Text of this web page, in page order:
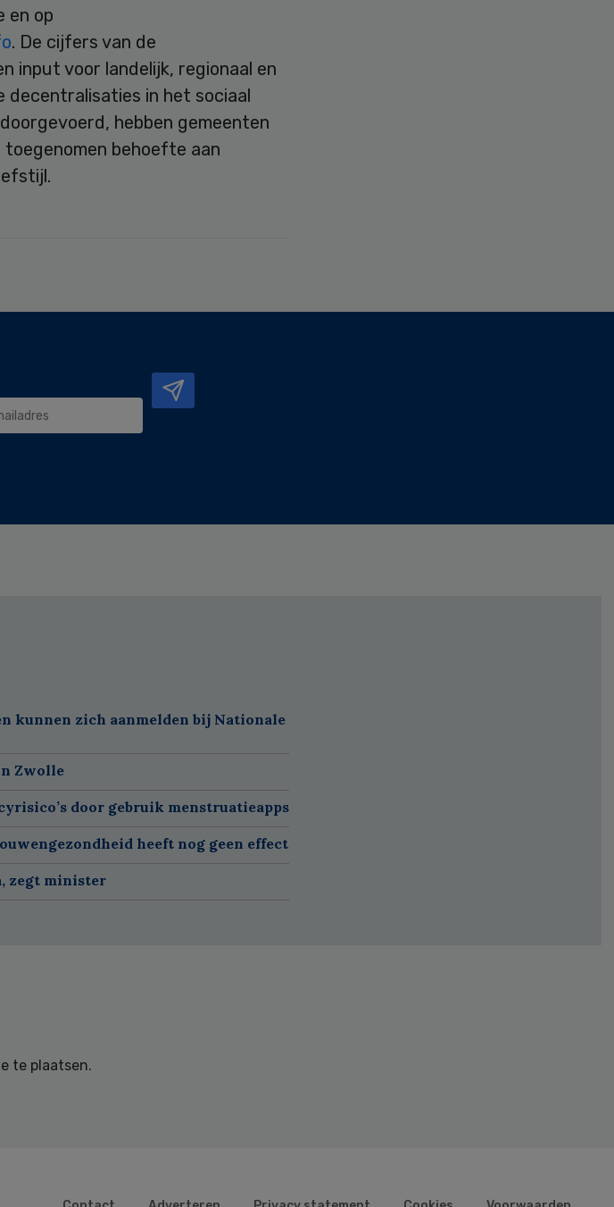
en op
. De cijfers van de
input voor landelijk, regionaal en
decentralisaties in het sociaal
hebben gemeenten
behoefte aan
kunnen zich aanmelden bij Nationale
Zwolle
door gebruik menstruatieapps
heeft nog geen effect
zegt minister
te plaatsen.